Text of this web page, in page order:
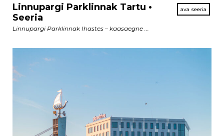
Linnupargi Parklinnak Tartu •
Seeria
Linnupargi Parklinnak Ihastes – kaasaegne ...